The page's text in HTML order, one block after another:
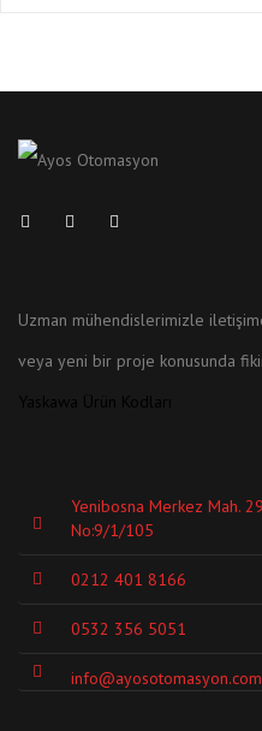
Uzman mühendislerimizle
veya yeni bir proje konusunda
Yenibosna Merkez Mah.
No:9/1/105
0212 401 8166
0532 356 5051
info@ayosotomasyon.com